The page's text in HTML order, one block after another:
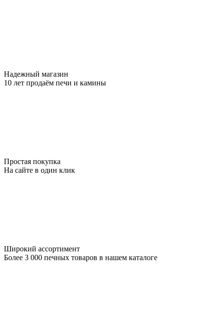
Надежный магазин
10 лет продаём печи и камины
Простая покупка
На сайте в один клик
Широкий ассортимент
Более 3 000 печных товаров в нашем каталоге